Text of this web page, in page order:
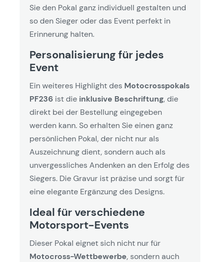
Sie den Pokal ganz individuell gestalten und
so den Sieger oder das Event perfekt in
Erinnerung halten.
Personalisierung für jedes
Event
Ein weiteres Highlight des Motocrosspokals
PF236 ist die inklusive Beschriftung, die
direkt bei der Bestellung eingegeben
werden kann. So erhalten Sie einen ganz
persönlichen Pokal, der nicht nur als
Auszeichnung dient, sondern auch als
unvergessliches Andenken an den Erfolg des
Siegers. Die Gravur ist präzise und sorgt für
eine elegante Ergänzung des Designs.
Ideal für verschiedene
Motorsport-Events
Dieser Pokal eignet sich nicht nur für
Motocross-Wettbewerbe, sondern auch